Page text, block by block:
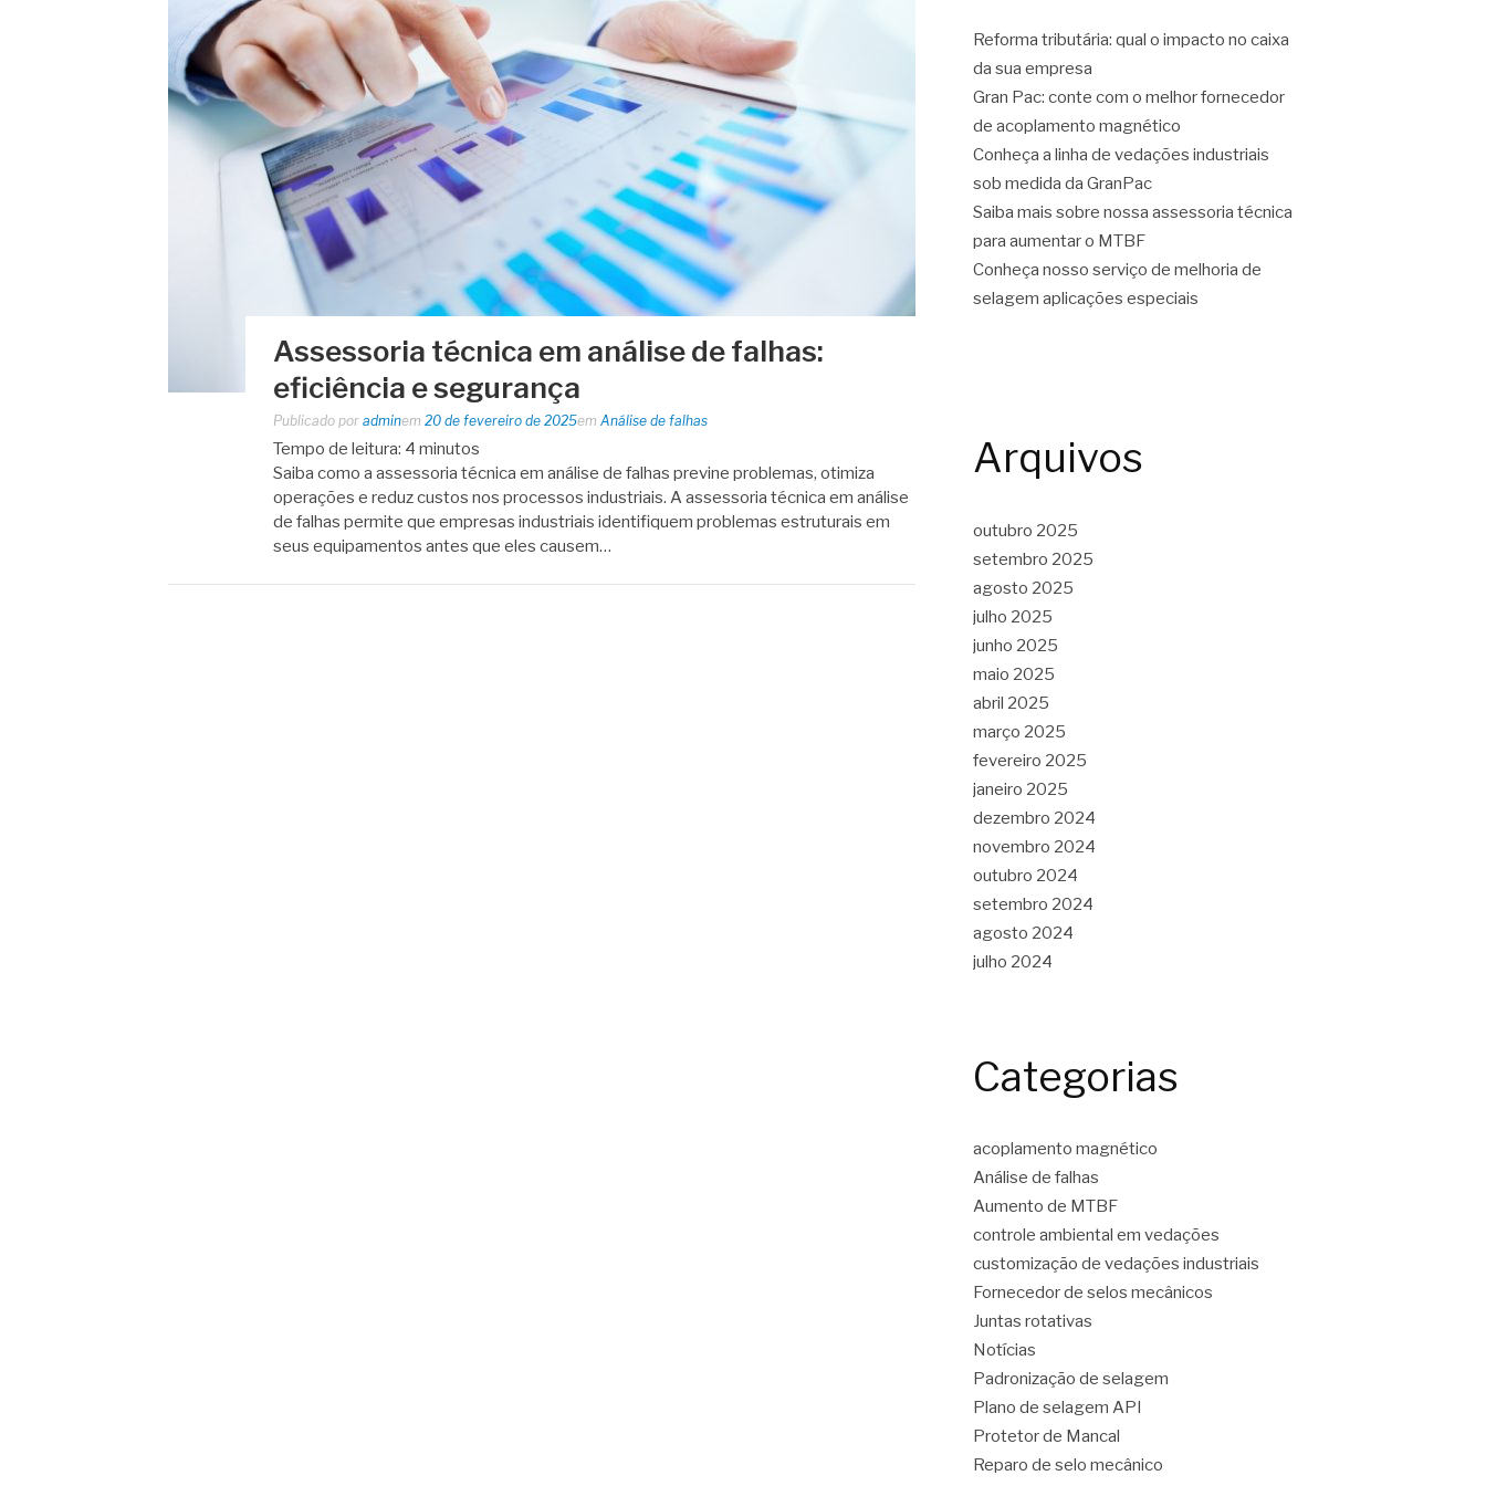
Assessoria técnica em análise de falhas:
eficiência e segurança
Publicado por adminem 20 de fevereiro de 2025em Análise de falhas
Tempo de leitura: 4 minutos
Saiba como a assessoria técnica em análise de falhas previne problemas, otimiza
operações e reduz custos nos processos industriais. A assessoria técnica em análise
de falhas permite que empresas industriais identifiquem problemas estruturais em
seus equipamentos antes que eles causem…
Reforma tributária: qual o impacto no caixa
da sua empresa
Gran Pac: conte com o melhor fornecedor
de acoplamento magnético
Conheça a linha de vedações industriais
sob medida da GranPac
Saiba mais sobre nossa assessoria técnica
para aumentar o MTBF
Conheça nosso serviço de melhoria de
selagem aplicações especiais
Arquivos
outubro 2025
setembro 2025
agosto 2025
julho 2025
junho 2025
maio 2025
abril 2025
março 2025
fevereiro 2025
janeiro 2025
dezembro 2024
novembro 2024
outubro 2024
setembro 2024
agosto 2024
julho 2024
Categorias
acoplamento magnético
Análise de falhas
Aumento de MTBF
controle ambiental em vedações
customização de vedações industriais
Fornecedor de selos mecânicos
Juntas rotativas
Notícias
Padronização de selagem
Plano de selagem API
Protetor de Mancal
Reparo de selo mecânico